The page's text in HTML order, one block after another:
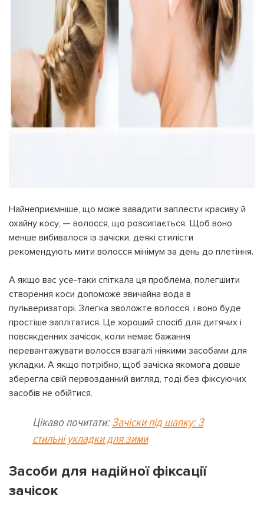
Найнеприємніше, що може завадити заплести красиву й
охайну косу, — волосся, що розсипається. Щоб воно
менше вибивалося із зачіски, деякі стилісти
рекомендують мити волосся мінімум за день до плетіння.
А якщо вас усе-таки спіткала ця проблема, полегшити
створення коси допоможе звичайна вода в
пульверизаторі. Злегка зволожте волосся, і воно буде
простіше заплітатися. Це хороший спосіб для дитячих і
повсякденних зачісок, коли немає бажання
перевантажувати волосся взагалі ніякими засобами для
укладки. А якщо потрібно, щоб зачіска якомога довше
зберегла свій первозданний вигляд, тоді без фіксуючих
засобів не обійтися.
Цікаво почитати:Зачіски під шапку: 3
стильні укладки для зими
Засоби для надійної фіксації
зачісок